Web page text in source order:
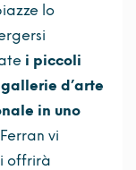
lo
i piccoli
d’arte
in uno
vi
offrirà